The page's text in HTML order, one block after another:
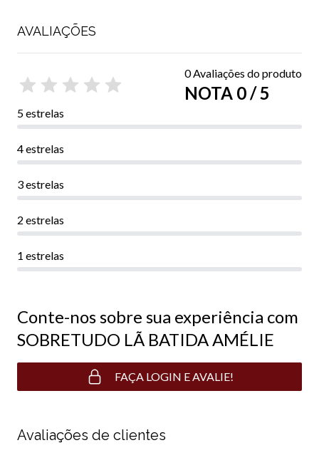
AVALIAÇÕES
0 Avaliações do produto
NOTA 0 / 5
5 estrelas
4 estrelas
3 estrelas
2 estrelas
1 estrelas
Conte-nos sobre sua experiência com
SOBRETUDO LÃ BATIDA AMÉLIE
FAÇA LOGIN E AVALIE!
Avaliações de clientes